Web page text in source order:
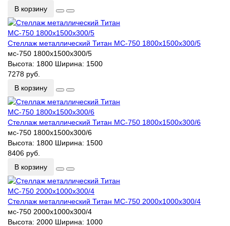
В корзину
Стеллаж металлический Титан МС-750 1800х1500х300/5
мс-750 1800х1500х300/5
Высота: 1800 Ширина: 1500
7278 руб.
В корзину
Стеллаж металлический Титан МС-750 1800х1500х300/6
мс-750 1800х1500х300/6
Высота: 1800 Ширина: 1500
8406 руб.
В корзину
Стеллаж металлический Титан МС-750 2000х1000х300/4
мс-750 2000х1000х300/4
Высота: 2000 Ширина: 1000